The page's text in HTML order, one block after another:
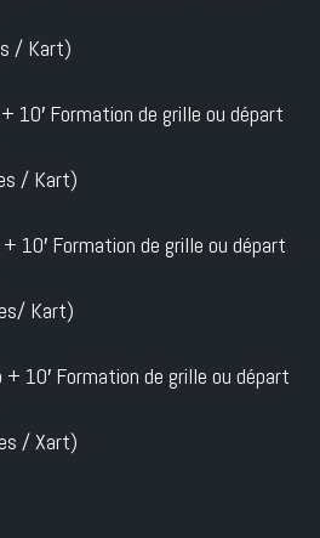
/ Kart)
+ 10′ Formation de grille ou départ
/ Kart)
10′ Formation de grille ou départ
Kart)
+ 10′ Formation de grille ou départ
/ Xart)